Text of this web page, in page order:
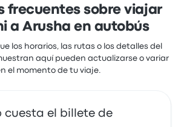
frecuentes sobre viajar
a Arusha en autobús
los horarios, las rutas o los detalles del
aquí pueden actualizarse o variar
el momento de tu viaje.
cuesta el billete de